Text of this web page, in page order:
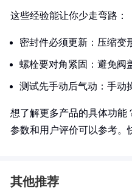
这些经验能让你少走弯路：
密封件必须更新：压缩变
螺栓要对角紧固：避免阀
测试先手动后气动：手动
想了解更多产品的具体功能
参数和用户评价可以参考。
其他推荐